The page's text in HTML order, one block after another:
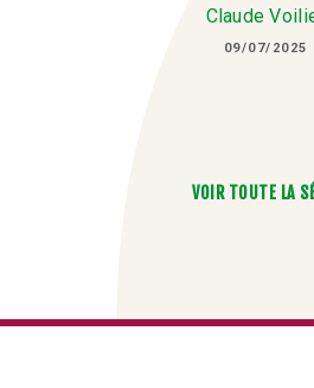
Claude
09/07/2025
VOIR TOUTE LA